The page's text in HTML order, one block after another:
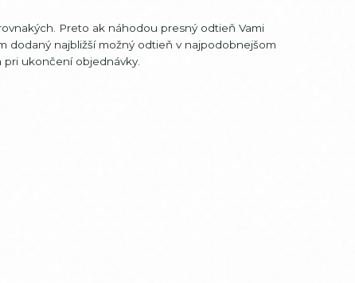
Preto ak náhodou presný odtieň Vami
dodaný najbližší možný odtieň v najpodobnejšom
ukončení objednávky.